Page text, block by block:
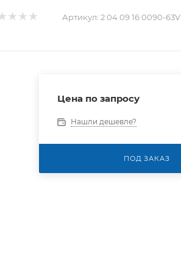
Артикул: 2 04 09 16 0090-63V
Цена по запросу
Нашли дешевле?
ПОД ЗАКАЗ